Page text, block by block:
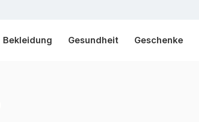
Bekleidung Gesundheit Geschenke